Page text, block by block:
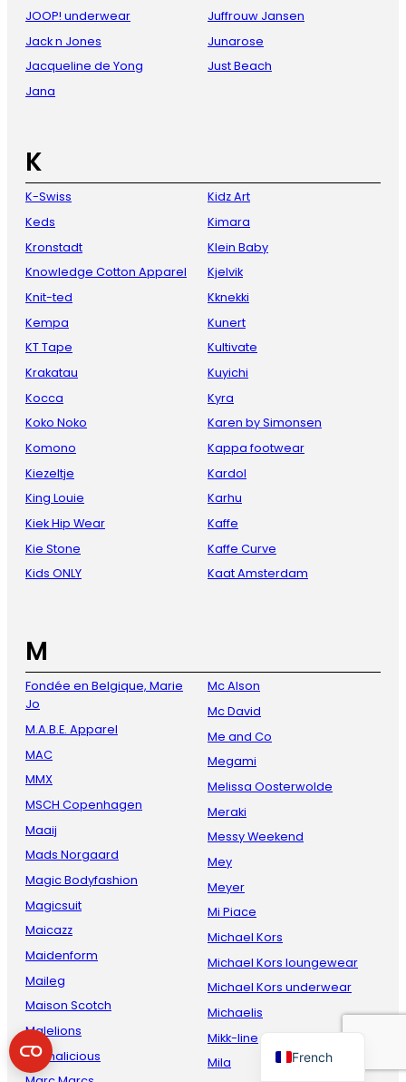
JOOP! underwear
Jack n Jones
Jacqueline de Yong
Jana
Juffrouw Jansen
Junarose
Just Beach
K
K-Swiss
Keds
Kronstadt
Knowledge Cotton Apparel
Knit-ted
Kempa
KT Tape
Krakatau
Kocca
Koko Noko
Komono
Kiezeltje
King Louie
Kiek Hip Wear
Kie Stone
Kids ONLY
Kidz Art
Kimara
Klein Baby
Kjelvik
Kknekki
Kunert
Kultivate
Kuyichi
Kyra
Karen by Simonsen
Kappa footwear
Kardol
Karhu
Kaffe
Kaffe Curve
Kaat Amsterdam
M
Fondée en Belgique, Marie
Jo
M.A.B.E. Apparel
MAC
MMX
MSCH Copenhagen
Maaij
Mads Norgaard
Magic Bodyfashion
Magicsuit
Maicazz
Maidenform
Maileg
Maison Scotch
Malelions
Mamalicious
Mc Alson
Mc David
Me and Co
Megami
Melissa Oosterwolde
Meraki
Messy Weekend
Mey
Meyer
Mi Piace
Michael Kors
Michael Kors loungewear
Michael Kors underwear
Michaelis
Mikk-line
Mila
French
English
German